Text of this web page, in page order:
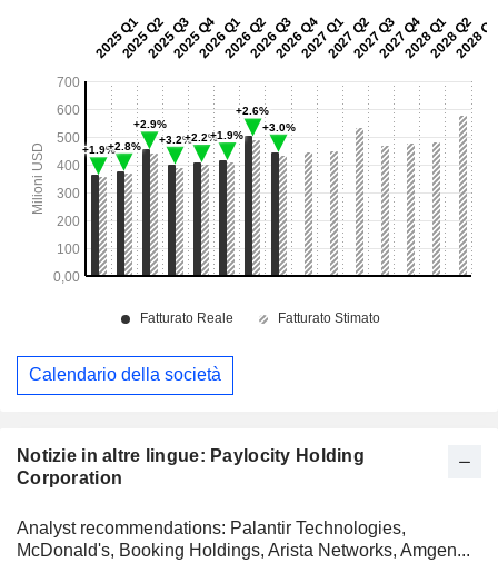
Notizie in altre lingue: Paylocity Holding
Corporation
Analyst recommendations: Palantir Technologies,
McDonald's, Booking Holdings, Arista Networks, Amgen...
Calendario della società